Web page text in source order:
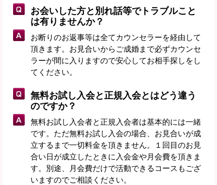
お会いした方と別れ話等でトラブルこと
は有りませんか？
お断りのお返事等は全てカウンセラーを経由して
頂きます。お見合いからご成婚まで必ずカウンセ
ラーが間に入りますので安心してお相手探しをし
てください。
無料お試し入会と正規入会とはどう違う
のですか？
無料お試し入会者と正規入会者は基本的には一緒
です。ただ無料お試し入会の場合、お見合いが成
立するまで一切料金を頂きません。１回目のお見
合い日が成立したときに入会金や月会費を頂きま
す。別途、月会費だけで活動できるコースもござ
いますのでご相談ください。